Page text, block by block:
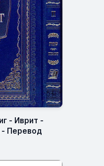
- Иврит -
- Перевод